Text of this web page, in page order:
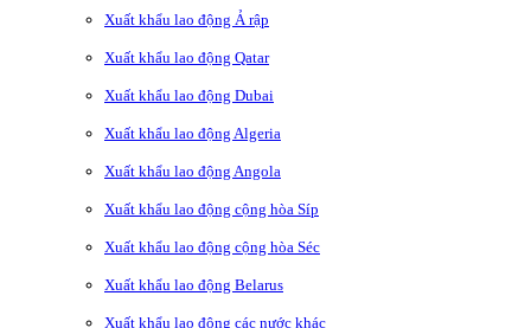
Xuất khẩu lao động Ả rập
Xuất khẩu lao động Qatar
Xuất khẩu lao động Dubai
Xuất khẩu lao động Algeria
Xuất khẩu lao động Angola
Xuất khẩu lao động cộng hòa Síp
Xuất khẩu lao động cộng hòa Séc
Xuất khẩu lao động Belarus
Xuất khẩu lao động các nước khác